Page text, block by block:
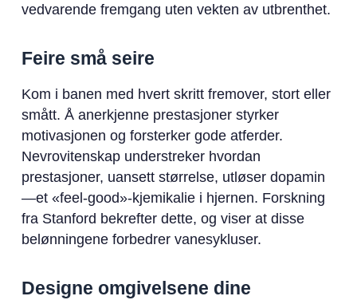
vedvarende fremgang uten vekten av utbrenthet.
Feire små seire
Kom i banen med hvert skritt fremover, stort eller
smått. Å anerkjenne prestasjoner styrker
motivasjonen og forsterker gode atferder.
Nevrovitenskap understreker hvordan
prestasjoner, uansett størrelse, utløser dopamin
—et «feel-good»-kjemikalie i hjernen. Forskning
fra Stanford bekrefter dette, og viser at disse
belønningene forbedrer vanesykluser.
Designe omgivelsene dine